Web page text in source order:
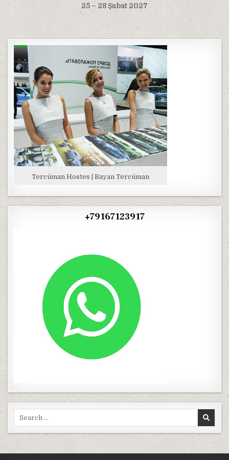
25 – 28 Şubat 2027
Tercüman Hostes | Bayan Tercüman
+79167123917